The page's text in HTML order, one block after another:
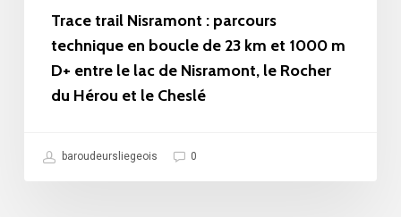
1000
entre
Trace trail Nisramont : parcours
technique en boucle de 23 km et 1000 m
D+ entre le lac de Nisramont, le Rocher
du Hérou et le Cheslé
baroudeursliegeois 0